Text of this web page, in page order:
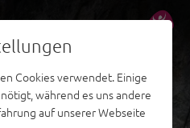
Cookies verwendet. Einige
während es uns andere
auf unserer Webseite